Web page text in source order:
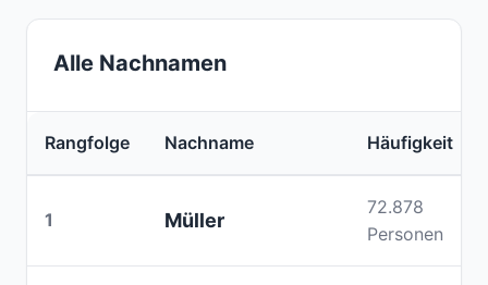
Alle Nachnamen
Rangfolge Nachname Häufigkeit
1 Müller
72.878
Personen